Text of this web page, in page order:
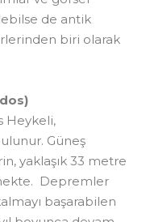
de antik
biri olarak
Heykeli,
Güneş
yaklaşık 33 metre
Depremler
başarabilen